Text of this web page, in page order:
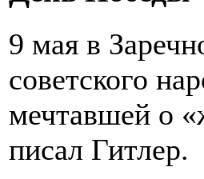
9 мая в
советского
мечтавшей о
писал Гитлер.